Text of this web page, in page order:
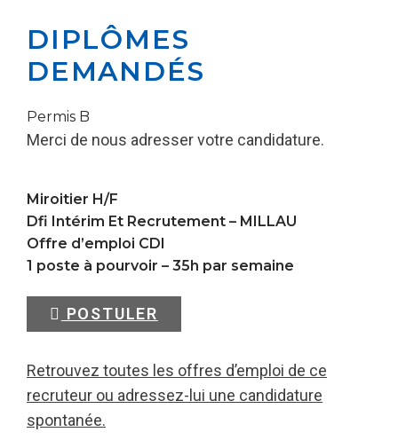
DIPLÔMES
DEMANDÉS
Permis B
Merci de nous adresser votre candidature.
Miroitier H/F
Dfi Intérim Et Recrutement – MILLAU
Offre d’emploi CDI
1 poste à pourvoir – 35h par semaine
POSTULER
Retrouvez toutes les offres d’emploi de ce
recruteur ou adressez-lui une candidature
spontanée.